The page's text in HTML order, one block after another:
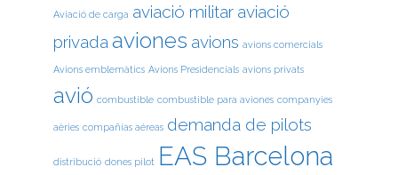
Aviació de carga aviació militar aviació
privada aviones avions avions comercials
Avions emblemàtics Avions Presidencials avions privats
avió combustible combustible para aviones companyies
aèries compañías aéreas demanda de pilots
distribució dones pilot EAS Barcelona